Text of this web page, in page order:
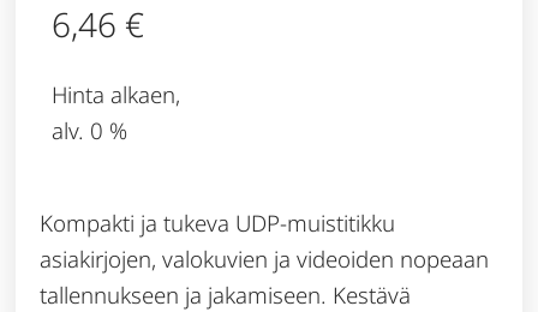
6,46 €
Hinta alkaen,
alv. 0 %
Kompakti ja tukeva UDP-muistitikku
asiakirjojen, valokuvien ja videoiden nopeaan
tallennukseen ja jakamiseen. Kestävä